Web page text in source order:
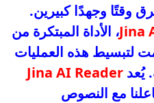
وقتًا وجهدًا كبيرين.
Jina، الأداة المبتكرة من
لتبسيط هذه العمليات
يُعد Jina AI Reader
مع النصوص